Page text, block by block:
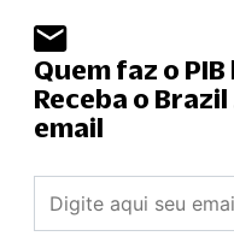
Quem faz o PIB
Receba o
email